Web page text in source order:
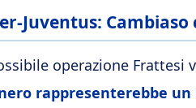
Juventus:
operazione Frattesi
rappresenterebbe